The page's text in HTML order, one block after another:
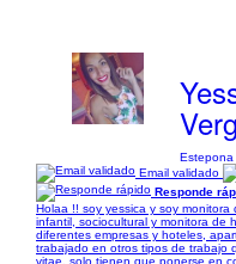
Estepona
Email validado
Responde
Holaa !! soy yessica y soy
infantil, sociocultural y monitora de
diferentes empresas y hoteles,
trabajado en otros tipos de trabajo
vitae, solo tienen que ponerse en